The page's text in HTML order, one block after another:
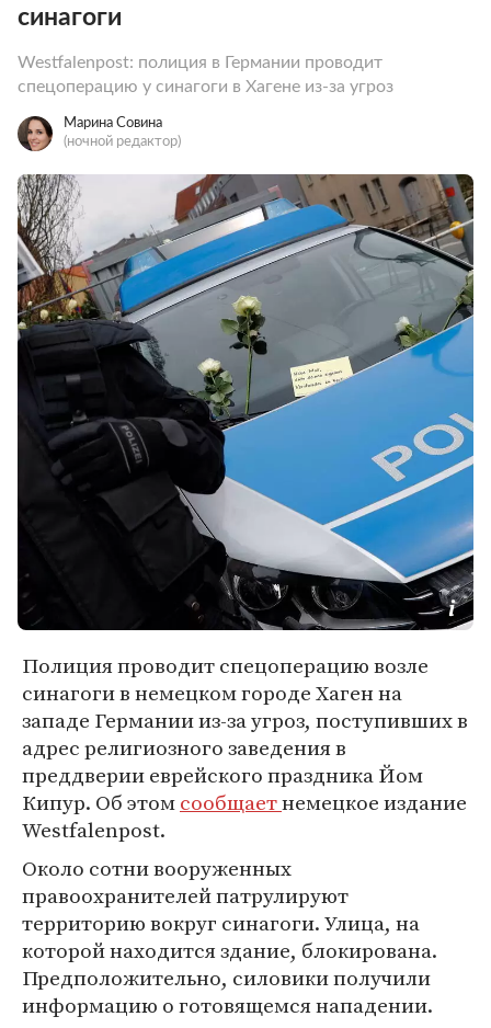
синагоги
Westfalenpost: полиция в Германии проводит
спецоперацию у синагоги в Хагене из-за угроз
Марина Совина
(ночной редактор)
Полиция проводит спецоперацию возле
синагоги в немецком городе Хаген на
западе Германии из-за угроз, поступивших в
адрес религиозного заведения в
преддверии еврейского праздника Йом
Кипур. Об этомсообщаетнемецкое издание
Westfalenpost.
Около сотни вооруженных
правоохранителей патрулируют
территорию вокруг синагоги. Улица, на
которой находится здание, блокирована.
Предположительно, силовики получили
информацию о готовящемся нападении.